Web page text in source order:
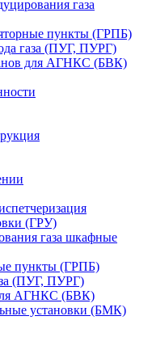
газа
пункты (ГРПБ)
газа (ПУГ, ПУРГ)
для АГНКС (БВК)
(ГРУ)
газа шкафные
пункты (ГРПБ)
(ПУГ, ПУРГ)
АГНКС (БВК)
установки (БМК)